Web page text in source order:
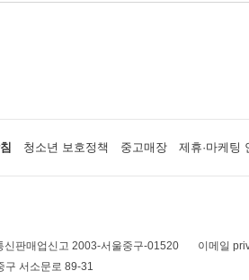
청소년 보호정책 중고매장 제휴·마케팅
신판매업신고 2003-서울중구-01520
이메일
구 서소문로 89-31